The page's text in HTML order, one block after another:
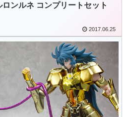
ンルネ コンプリートセット
2017.06.25